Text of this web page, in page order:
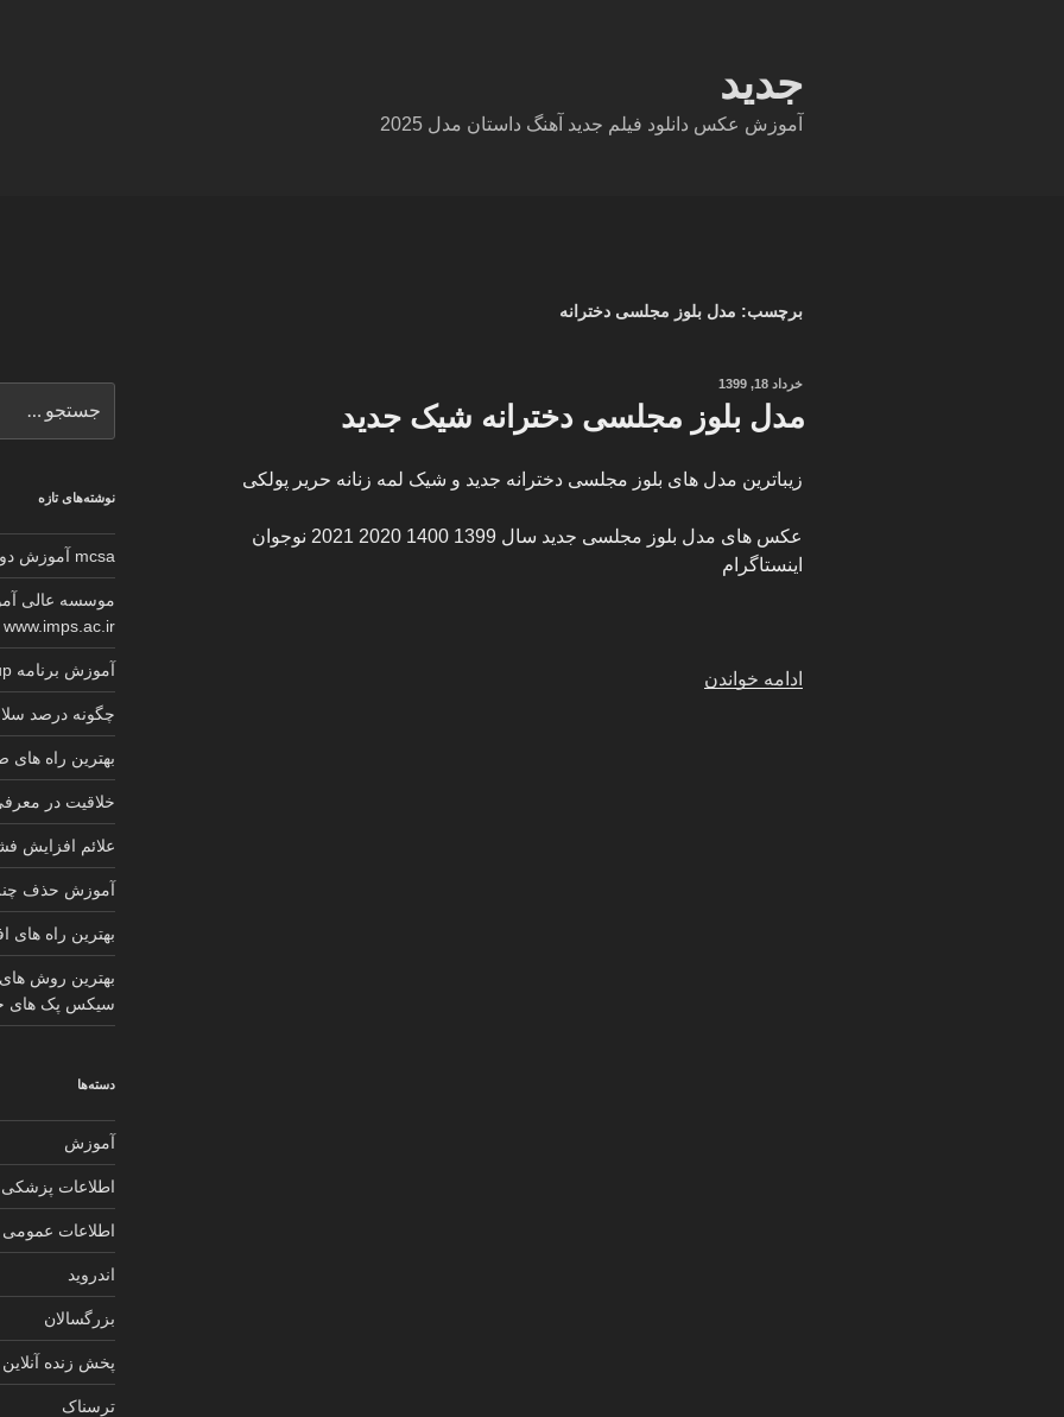
جدید
آموزش عکس دانلود فیلم جدید آهنگ داستان مدل 2025
برچسب: مدل بلوز مجلسی دخترانه
نوشته‌شده
خرداد 18, 1399
مدل بلوز مجلسی دخترانه شیک جدید
زیباترین مدل های بلوز مجلسی دخترانه جدید و شیک لمه زنانه حریر پولکی
عکس های مدل بلوز مجلسی جدید سال 1399 1400 2020 2021 نوجوان
اینستاگرام
ادامه خواندن
برای
نوشته‌های تازه
mcsa آموزش دوره کامل گواهینامه معتبر مایکروسافت
موسسه عالی
www.imps.ac.ir
آموزش برنامه sketchup کابینت 2025
چگونه درصد
بهترین راه
خلاقیت در
علائم افزایش
آموزش حذف
بهترین راه های
بهترین روش
سیکس پک های
دسته‌ها
آموزش
اطلاعات پزشکی
اطلاعات عمومی
اندروید
بزرگسالان
پخش زنده آنلاین
ترسناک